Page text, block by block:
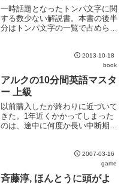
一時話題となったトンパ文字に関
する数少ない解説書。本書の後半
分はトンパ文字の一覧で占められ
パ文字を操るナシ族の風俗の解説
や彼らの住む麗江県への旅行記。
元々文法がはっきりとせず、そ
の...
2013-10-18
book
アルクの10分間英語マスタ
ー 上級
以前購入したが終わりに近づいて
きた。1年近くかかってしまった
のは、途中に何度か長い中断期間
た。えいご漬けがディクテーショ
ン指向なのに対して、こちらはボ
キャビル指向。出来合のスケジ...
2007-03-16
game
斉藤淳, ほんとうに頭がよ